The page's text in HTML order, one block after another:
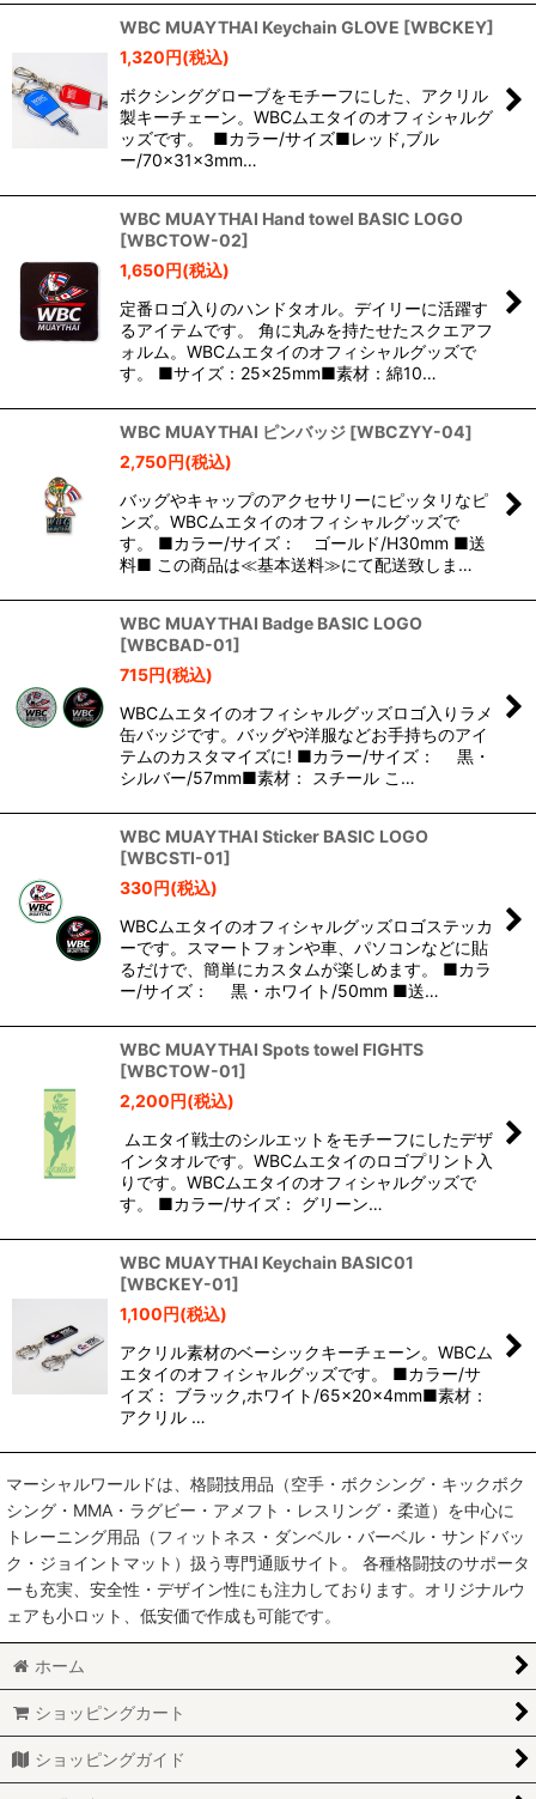
WBC MUAYTHAI Keychain GLOVE [WBCKEY]
1,320円(税込)
ボクシンググローブをモチーフにした、アクリル
製キーチェーン。WBCムエタイのオフィシャルグ
ッズです。 ■カラー/サイズ■レッド,ブル
ー/70×31×3mm…
WBC MUAYTHAI Hand towel BASIC LOGO
[WBCTOW-02]
1,650円(税込)
定番ロゴ入りのハンドタオル。デイリーに活躍す
るアイテムです。 角に丸みを持たせたスクエアフ
ォルム。WBCムエタイのオフィシャルグッズで
す。 ■サイズ：25×25mm■素材：綿10…
WBC MUAYTHAI ピンバッジ [WBCZYY-04]
2,750円(税込)
バッグやキャップのアクセサリーにピッタリなピ
ンズ。WBCムエタイのオフィシャルグッズで
す。 ■カラー/サイズ： ゴールド/H30mm ■送
料■ この商品は≪基本送料≫にて配送致しま…
WBC MUAYTHAI Badge BASIC LOGO
[WBCBAD-01]
715円(税込)
WBCムエタイのオフィシャルグッズロゴ入りラメ
缶バッジです。バッグや洋服などお手持ちのアイ
テムのカスタマイズに! ■カラー/サイズ： 黒・
シルバー/57mm■素材： スチール こ…
WBC MUAYTHAI Sticker BASIC LOGO
[WBCSTI-01]
330円(税込)
WBCムエタイのオフィシャルグッズロゴステッカ
ーです。スマートフォンや車、パソコンなどに貼
るだけで、簡単にカスタムが楽しめます。 ■カラ
ー/サイズ： 黒・ホワイト/50mm ■送…
WBC MUAYTHAI Spots towel FIGHTS
[WBCTOW-01]
2,200円(税込)
ムエタイ戦士のシルエットをモチーフにしたデザ
インタオルです。WBCムエタイのロゴプリント入
りです。WBCムエタイのオフィシャルグッズで
す。 ■カラー/サイズ： グリーン…
WBC MUAYTHAI Keychain BASIC01
[WBCKEY-01]
1,100円(税込)
アクリル素材のベーシックキーチェーン。WBCム
エタイのオフィシャルグッズです。 ■カラー/サ
イズ： ブラック,ホワイト/65×20×4mm■素材：
アクリル …
マーシャルワールドは、格闘技用品（空手・ボクシング・キックボク
シング・MMA・ラグビー・アメフト・レスリング・柔道）を中心に
トレーニング用品（フィットネス・ダンベル・バーベル・サンドバッ
ク・ジョイントマット）扱う専門通販サイト。 各種格闘技のサポータ
ーも充実、安全性・デザイン性にも注力しております。オリジナルウ
ェアも小ロット、低安価で作成も可能です。
ホーム
ショッピングカート
ショッピングガイド